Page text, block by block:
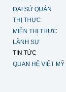
ĐẠI SỨ QUÁN
THỊ THỰC
MIỄN THỊ THỰC
LÃNH SỰ
TIN TỨC
QUAN HỆ VIỆT MỸ